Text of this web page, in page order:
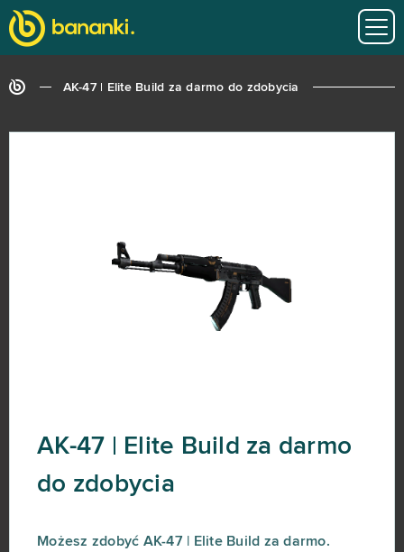
AK-47 | Elite Build za darmo do zdobycia
AK-47 | Elite Build za darmo
do zdobycia
Możesz zdobyć AK-47 | Elite Build za darmo.